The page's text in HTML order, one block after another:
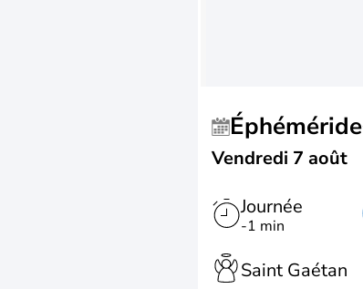
Éphéméride
Vendredi 7 août
Journée
-1 min
Saint Gaétan